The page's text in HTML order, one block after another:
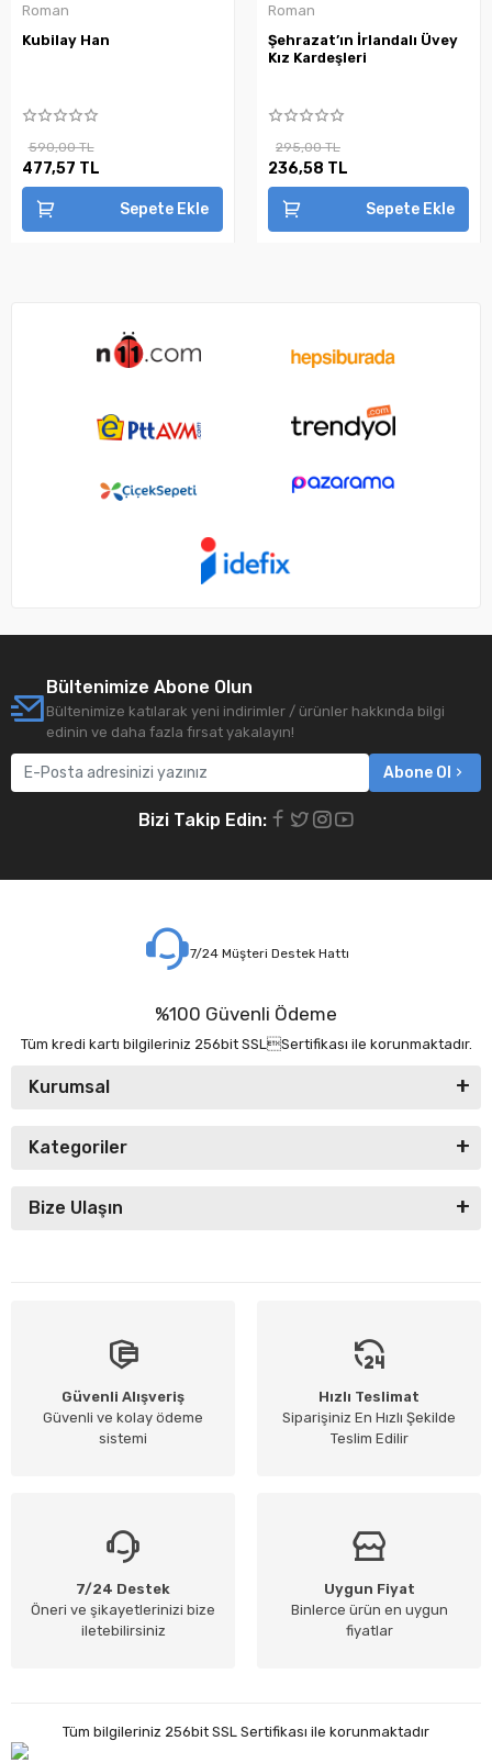
Roman
Kubilay Han
590,00 TL
477,57 TL
Sepete Ekle
Roman
Şehrazat’ın İrlandalı Üvey
Kız Kardeşleri
295,00 TL
236,58 TL
Sepete Ekle
Bültenimize Abone Olun
Bültenimize katılarak yeni indirimler / ürünler hakkında bilgi
edinin ve daha fazla fırsat yakalayın!
Abone Ol
Bizi Takip Edin:
7/24 Müşteri Destek Hattı
%100 Güvenli Ödeme
Tüm kredi kartı bilgileriniz 256bit SSLSertifikası ile korunmaktadır.
Kurumsal
Kategoriler
Bize Ulaşın
Güvenli Alışveriş
Güvenli ve kolay ödeme
sistemi
Hızlı Teslimat
Siparişiniz En Hızlı Şekilde
Teslim Edilir
7/24 Destek
Öneri ve şikayetlerinizi bize
iletebilirsiniz
Uygun Fiyat
Binlerce ürün en uygun
fiyatlar
Tüm bilgileriniz 256bit SSL Sertifikası ile korunmaktadır